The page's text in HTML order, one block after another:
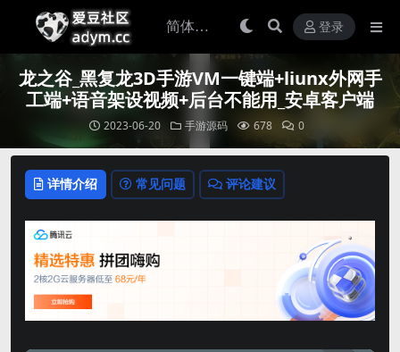
登录
龙之谷_黑复龙3D手游VM一键端+liunx外网手
工端+语音架设视频+后台不能用_安卓客户端
2023-06-20 手游源码 678 0
详情介绍 常见问题 评论建议